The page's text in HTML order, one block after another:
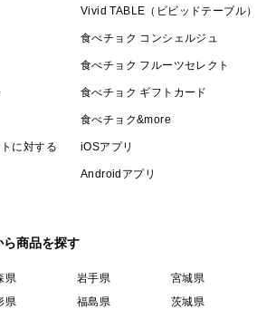
に対する
Vivid TABLE（ビビッドテーブル）
食べチョク コンシェルジュ
食べチョク フルーツセレクト
食べチョク ギフトカード
食べチョク&more
iOSアプリ
Androidアプリ
商品を探す
県 岩手県
宮城県
県 福島県
茨城県